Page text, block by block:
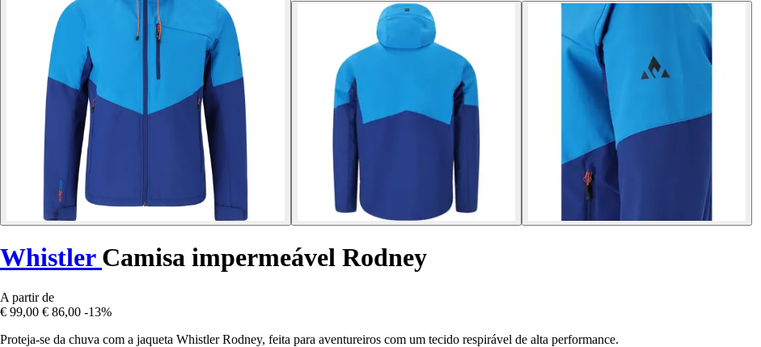
Whistler Camisa impermeável Rodney
A partir de
€ 99,00 € 86,00 -13%
Proteja-se da chuva com a jaqueta Whistler Rodney, feita para aventureiros com um tecido respirável de alta performance.